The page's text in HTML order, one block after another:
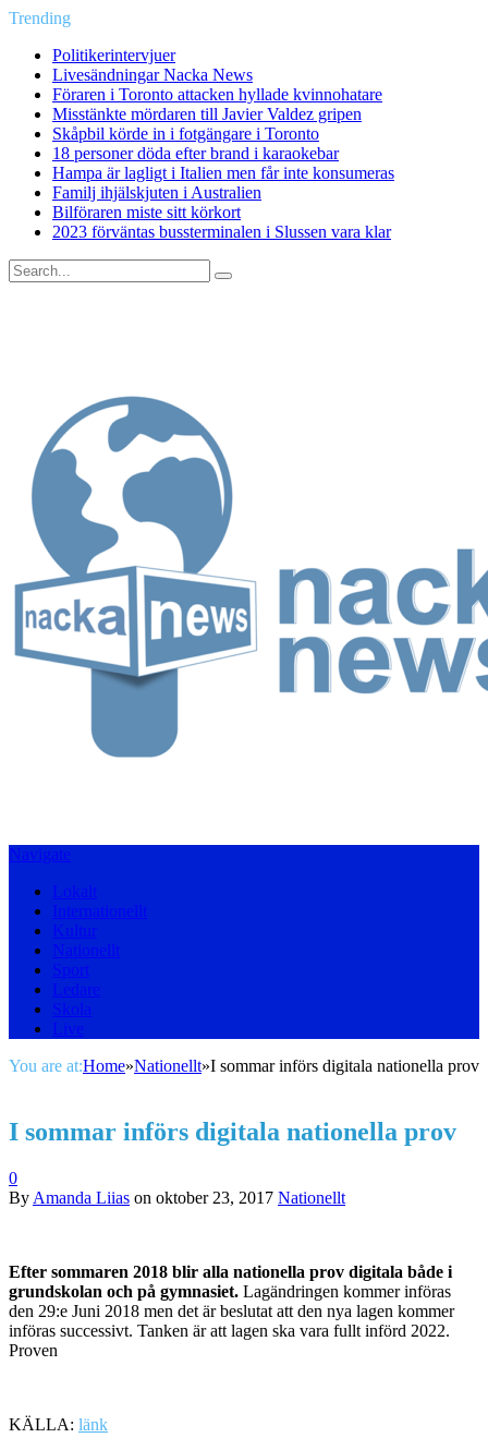
Trending
Politikerintervjuer
Livesändningar Nacka News
Föraren i Toronto attacken hyllade kvinnohatare
Misstänkte mördaren till Javier Valdez gripen
Skåpbil körde in i fotgängare i Toronto
18 personer döda efter brand i karaokebar
Hampa är lagligt i Italien men får inte konsumeras
Familj ihjälskjuten i Australien
Bilföraren miste sitt körkort
2023 förväntas bussterminalen i Slussen vara klar
Navigate
Lokalt
Internationellt
Kultur
Nationellt
Sport
Ledare
Skola
Live
You are at:Home»Nationellt»I sommar införs digitala nationella prov
I sommar införs digitala nationella prov
0
By Amanda Liias on oktober 23, 2017 Nationellt
Efter sommaren 2018 blir alla nationella prov digitala både i
grundskolan och på gymnasiet. Lagändringen kommer införas
den 29:e Juni 2018 men det är beslutat att den nya lagen kommer
införas successivt. Tanken är att lagen ska vara fullt införd 2022.
Proven
KÄLLA: länk